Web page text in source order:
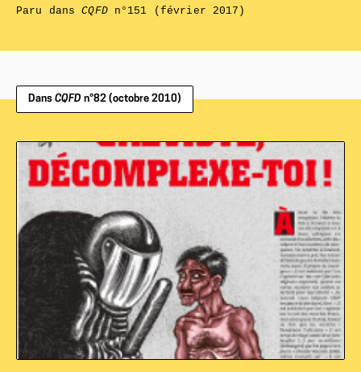
Paru dansCQFDn°151 (février 2017)
Dans CQFD n°82 (octobre 2010)